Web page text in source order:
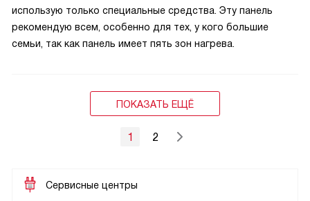
использую только специальные средства. Эту панель
рекомендую всем, особенно для тех, у кого большие
семьи, так как панель имеет пять зон нагрева.
ПОКАЗАТЬ ЕЩЁ
1 2
Сервисные центры